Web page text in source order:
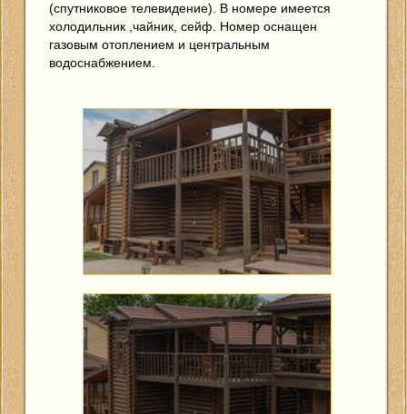
(спутниковое телевидение). В номере имеется
холодильник ,чайник, сейф. Номер оснащен
газовым отоплением и центральным
водоснабжением.